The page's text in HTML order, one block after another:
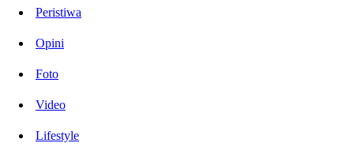
Peristiwa
Opini
Foto
Video
Lifestyle